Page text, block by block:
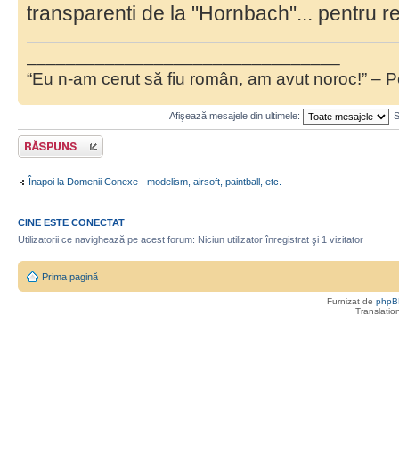
transparenti de la "Hornbach"... pentru
“Eu n-am cerut să fiu român, am avut noroc!” –
Afişează mesajele din ultimele:
Răspunde
Înapoi la Domenii Conexe - modelism, airsoft, paintball, etc.
CINE ESTE CONECTAT
Utilizatorii ce navighează pe acest forum: Niciun utilizator înregistrat şi 1 vizitator
Prima pagină
Furnizat de